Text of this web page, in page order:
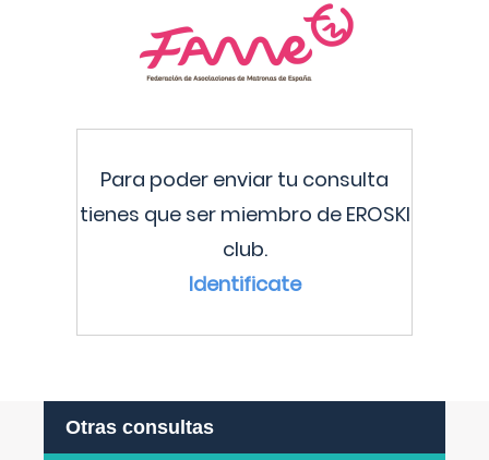
Para poder enviar tu consulta
tienes que ser miembro de EROSKI
club.
Identificate
Otras consultas